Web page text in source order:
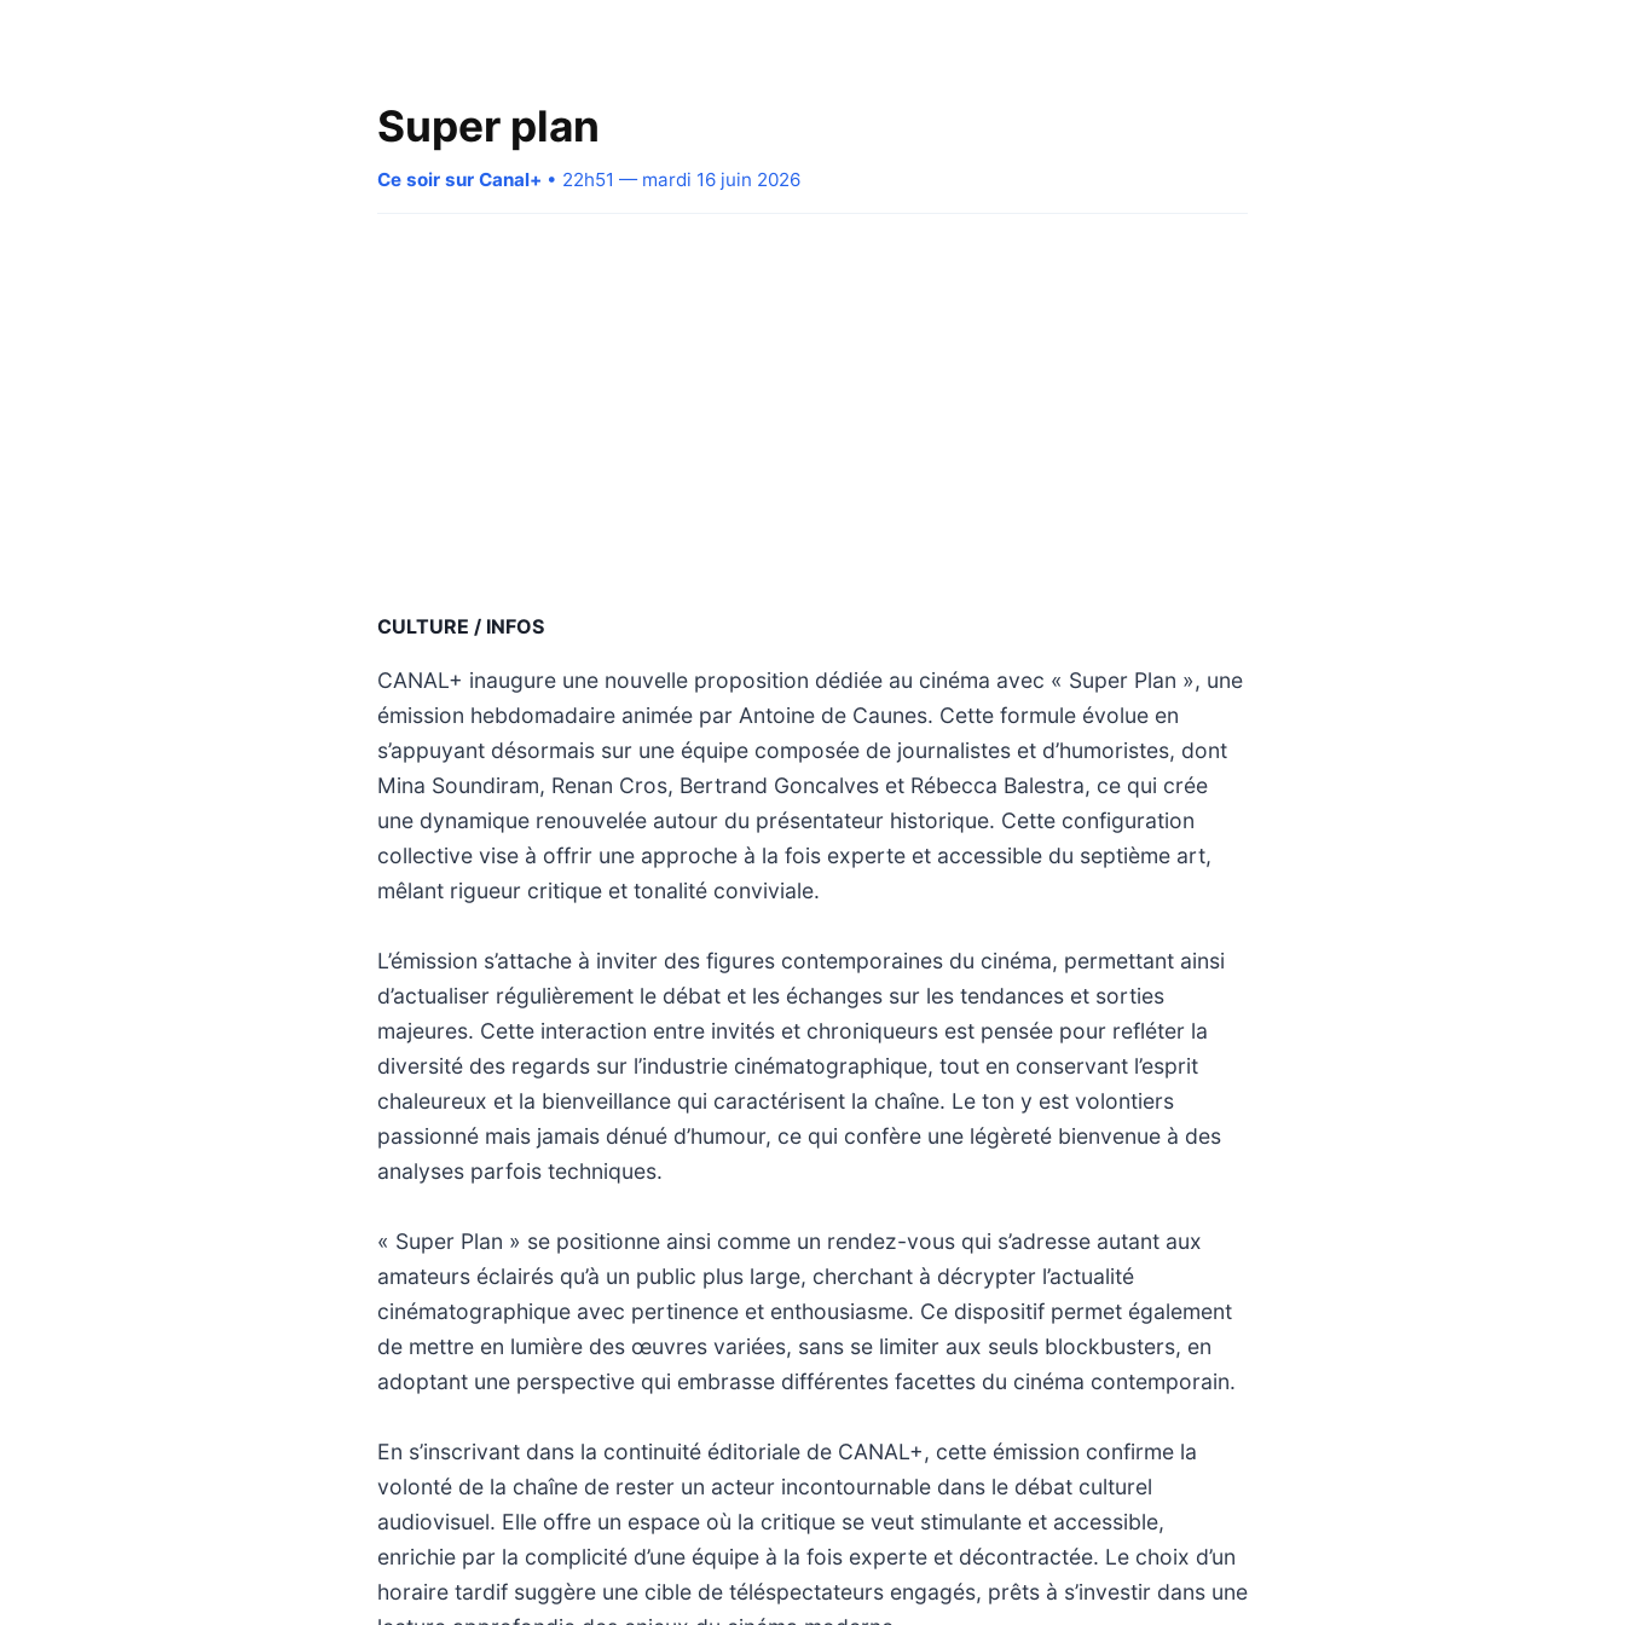
Super plan
Ce soir sur Canal+ • 22h51 — mardi 16 juin 2026
CULTURE / INFOS
CANAL+ inaugure une nouvelle proposition dédiée au cinéma avec « Super Plan », une
émission hebdomadaire animée par Antoine de Caunes. Cette formule évolue en
s’appuyant désormais sur une équipe composée de journalistes et d’humoristes, dont
Mina Soundiram, Renan Cros, Bertrand Goncalves et Rébecca Balestra, ce qui crée
une dynamique renouvelée autour du présentateur historique. Cette configuration
collective vise à offrir une approche à la fois experte et accessible du septième art,
mêlant rigueur critique et tonalité conviviale.
L’émission s’attache à inviter des figures contemporaines du cinéma, permettant ainsi
d’actualiser régulièrement le débat et les échanges sur les tendances et sorties
majeures. Cette interaction entre invités et chroniqueurs est pensée pour refléter la
diversité des regards sur l’industrie cinématographique, tout en conservant l’esprit
chaleureux et la bienveillance qui caractérisent la chaîne. Le ton y est volontiers
passionné mais jamais dénué d’humour, ce qui confère une légèreté bienvenue à des
analyses parfois techniques.
« Super Plan » se positionne ainsi comme un rendez-vous qui s’adresse autant aux
amateurs éclairés qu’à un public plus large, cherchant à décrypter l’actualité
cinématographique avec pertinence et enthousiasme. Ce dispositif permet également
de mettre en lumière des œuvres variées, sans se limiter aux seuls blockbusters, en
adoptant une perspective qui embrasse différentes facettes du cinéma contemporain.
En s’inscrivant dans la continuité éditoriale de CANAL+, cette émission confirme la
volonté de la chaîne de rester un acteur incontournable dans le débat culturel
audiovisuel. Elle offre un espace où la critique se veut stimulante et accessible,
enrichie par la complicité d’une équipe à la fois experte et décontractée. Le choix d’un
horaire tardif suggère une cible de téléspectateurs engagés, prêts à s’investir dans une